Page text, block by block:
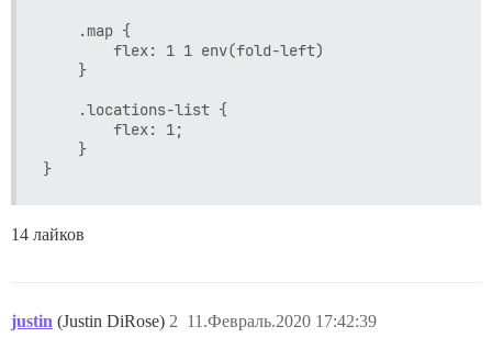
14 лайков
justin (Justin DiRose) 11.Февраль.2020 17:42:39
2